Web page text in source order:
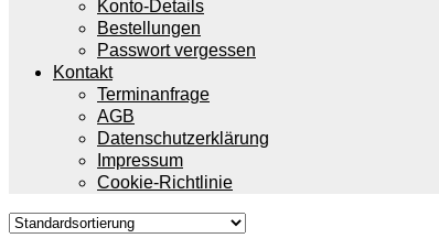
Konto-Details
Bestellungen
Passwort vergessen
Kontakt
Terminanfrage
AGB
Datenschutzerklärung
Impressum
Cookie-Richtlinie